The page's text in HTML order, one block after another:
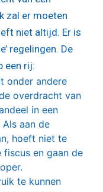
zal er moeten
niet altijd. Er is
regelingen. De
een rij:
onder andere
overdracht van
in een
aan de
hoeft niet te
en gaan de
te kunnen